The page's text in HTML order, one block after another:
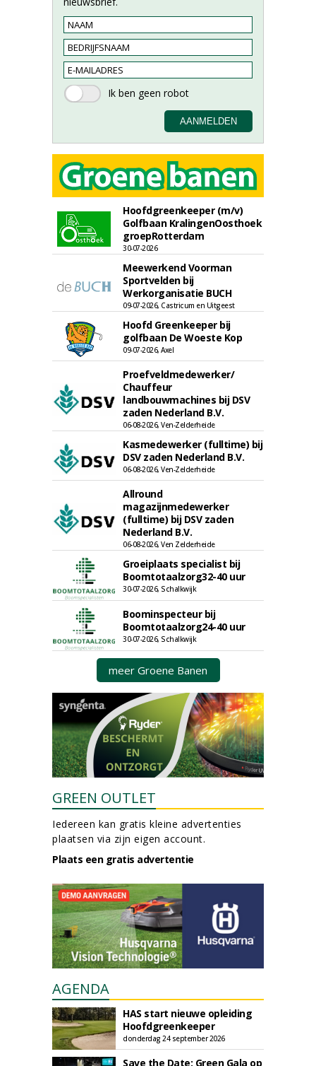
Hoofdgreenkeeper (m/v)
Golfbaan KralingenOosthoek
groepRotterdam
30-07-2026
Meewerkend Voorman
Sportvelden bij
Werkorganisatie BUCH
09-07-2026, Castricum en Uitgeest
Hoofd Greenkeeper bij
golfbaan De Woeste Kop
09-07-2026, Axel
Proefveldmedewerker/
Chauffeur
landbouwmachines bij DSV
zaden Nederland B.V.
06-08-2026, Ven-Zelderheide
Kasmedewerker (fulltime) bij
DSV zaden Nederland B.V.
06-08-2026, Ven-Zelderheide
Allround
magazijnmedewerker
(fulltime) bij DSV zaden
Nederland B.V.
06-08-2026, Ven Zelderheide
Groeiplaats specialist bij
Boomtotaalzorg32-40 uur
30-07-2026, Schalkwijk
Boominspecteur bij
Boomtotaalzorg24-40 uur
30-07-2026, Schalkwijk
meer Groene Banen
GREEN OUTLET
Iedereen kan gratis kleine advertenties
plaatsen via zijn eigen account.
Plaats een gratis advertentie
AGENDA
HAS start nieuwe opleiding
Hoofdgreenkeeper
donderdag 24 september 2026
Save the Date: Green Gala op